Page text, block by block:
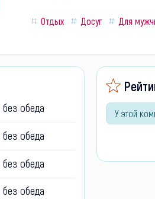
Отдых Досуг Для
без обеда
без обеда
без обеда
без обеда
У этой